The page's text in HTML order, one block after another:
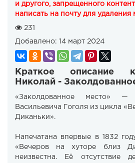
и другого, запрещенного
написать на почту для удаления
231
Добавлено: 14 март 2024
Краткое описание
Николай -
«Заколдованное место» —
Васильевича Гоголя из цикла
Диканьки».
Напечатана впервые в 1832
«Вечеров на хуторе близ
неизвестна. Её отсутствие